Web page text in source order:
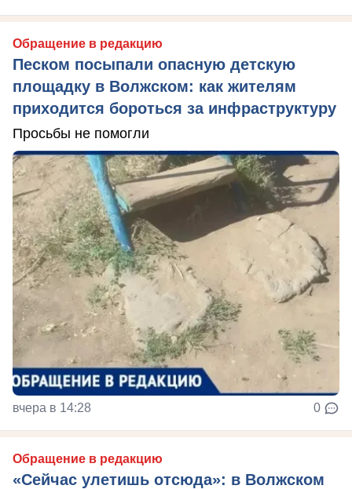
Обращение в редакцию
Песком посыпали опасную детскую
площадку в Волжском: как жителям
приходится бороться за инфраструктуру
Просьбы не помогли
вчера в 14:28 0
Обращение в редакцию
«Сейчас улетишь отсюда»: в Волжском